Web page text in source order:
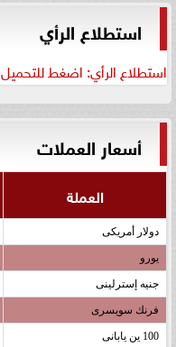
استطلاع الرأي
استطلاع الرأي: اضغط للتحميل
أسعار العملات
العملة
دولار أمريكى
يورو
جنيه إسترلينى
فرنك سويسرى
100 ين يابانى